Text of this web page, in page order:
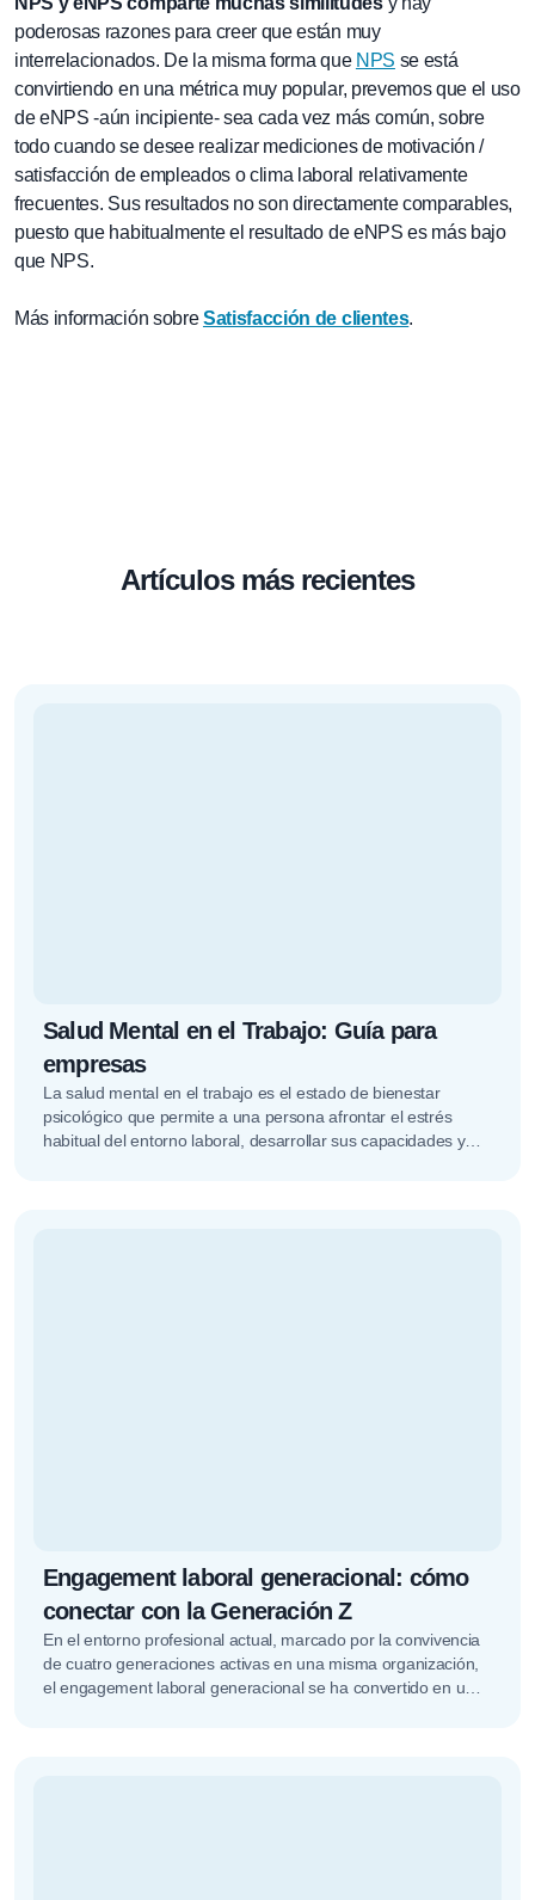
poderosas razones para creer que están muy
interrelacionados. De la misma forma que NPS se está
convirtiendo en una métrica muy popular, prevemos que el uso
de eNPS -aún incipiente- sea cada vez más común, sobre
todo cuando se desee realizar mediciones de motivación /
satisfacción de empleados o clima laboral relativamente
frecuentes. Sus resultados no son directamente comparables,
puesto que habitualmente el resultado de eNPS es más bajo
que NPS.
Más información sobreSatisfacción de clientes.
Artículos más recientes
Salud Mental en el Trabajo: Guía para
empresas
La salud mental en el trabajo es el estado de bienestar
psicológico que permite a una persona afrontar el estrés
habitual del entorno laboral, desarrollar sus capacidades y…
Engagement laboral generacional: cómo
conectar con la Generación Z
En el entorno profesional actual, marcado por la convivencia
de cuatro generaciones activas en una misma organización,
el engagement laboral generacional se ha convertido en un